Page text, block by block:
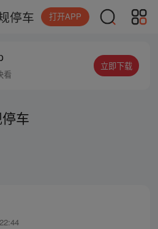
停车 打开APP
看
立即下载
车